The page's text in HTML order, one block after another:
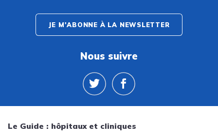
JE M'ABONNE À LA NEWSLETTER
Nous suivre
Le Guide : hôpitaux et cliniques